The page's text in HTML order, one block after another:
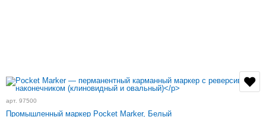
арт. 97500
Промышленный маркер Pocket Marker, Белый